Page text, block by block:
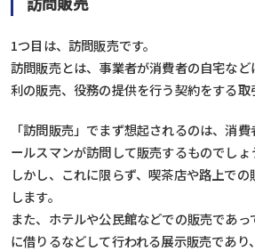
1つ目は、訪問販売です。
訪問販売とは、事業者が消費者の自宅な
利の販売、役務の提供を行う契約をする取
「訪問販売」でまず想起されるのは、消
ールスマンが訪問して販売するものでしょ
しかし、これに限らず、喫茶店や路上で
します。
また、ホテルや公民館などでの販売であ
に借りるなどして行われる展示販売であ